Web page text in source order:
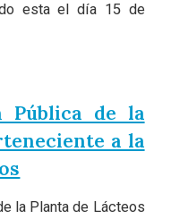
esta el día 15 de
Pública de la
a la
la Planta de Lácteos